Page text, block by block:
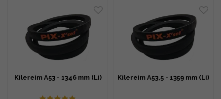
Kilereim A53 - 1346 mm (Li) Kilereim A53,5 - 1359 mm (Li)